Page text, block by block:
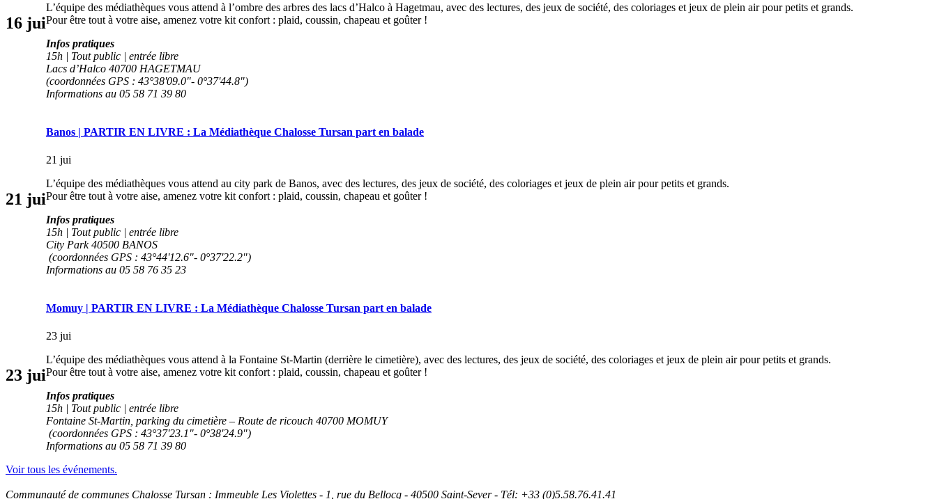
16 jui
L’équipe des médiathèques vous attend à l’ombre des arbres des lacs d’Halco à Hagetmau, avec des lectures, des jeux de société, des coloriages et jeux de plein air pour petits et grands.
Pour être tout à votre aise, amenez votre kit confort : plaid, coussin, chapeau et goûter !
Infos pratiques
15h | Tout public | entrée libre
Lacs d’Halco 40700 HAGETMAU
(coordonnées GPS : 43°38'09.0"- 0°37'44.8")
Informations au 05 58 71 39 80
21 jui
Banos | PARTIR EN LIVRE : La Médiathèque Chalosse Tursan part en balade
21 jui
L’équipe des médiathèques vous attend au city park de Banos, avec des lectures, des jeux de société, des coloriages et jeux de plein air pour petits et grands.
Pour être tout à votre aise, amenez votre kit confort : plaid, coussin, chapeau et goûter !
Infos pratiques
15h | Tout public | entrée libre
City Park 40500 BANOS
(coordonnées GPS : 43°44'12.6"- 0°37'22.2")
Informations au 05 58 76 35 23
23 jui
Momuy | PARTIR EN LIVRE : La Médiathèque Chalosse Tursan part en balade
23 jui
L’équipe des médiathèques vous attend à la Fontaine St-Martin (derrière le cimetière), avec des lectures, des jeux de société, des coloriages et jeux de plein air pour petits et grands.
Pour être tout à votre aise, amenez votre kit confort : plaid, coussin, chapeau et goûter !
Infos pratiques
15h | Tout public | entrée libre
Fontaine St-Martin, parking du cimetière – Route de ricouch 40700 MOMUY
(coordonnées GPS : 43°37'23.1"- 0°38'24.9")
Informations au 05 58 71 39 80
Voir tous les événements.
Communauté de communes Chalosse Tursan : Immeuble Les Violettes - 1, rue du Bellocq - 40500 Saint-Sever - Tél: +33 (0)5.58.76.41.41